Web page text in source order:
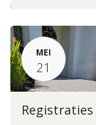
MEI
21
Registraties